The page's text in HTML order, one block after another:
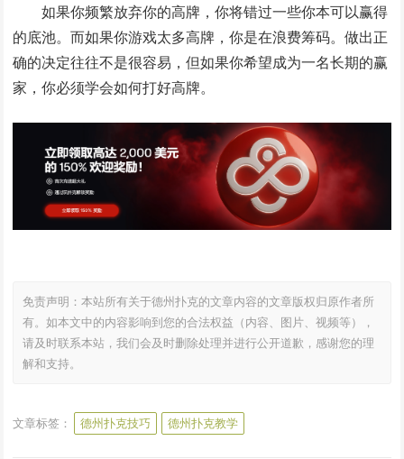
如果你频繁放弃你的高牌，你将错过一些你本可以赢得
的底池。而如果你游戏太多高牌，你是在浪费筹码。做出正
确的决定往往不是很容易，但如果你希望成为一名长期的赢
家，你必须学会如何打好高牌。
免责声明：本站所有关于德州扑克的文章内容的文章版权归原作者所
有。如本文中的内容影响到您的合法权益（内容、图片、视频等），
请及时联系本站，我们会及时删除处理并进行公开道歉，感谢您的理
解和支持。
文章标签： 德州扑克技巧 德州扑克教学